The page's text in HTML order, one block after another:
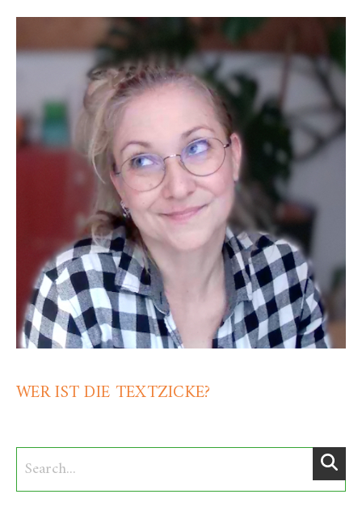
WER IST DIE TEXTZICKE?